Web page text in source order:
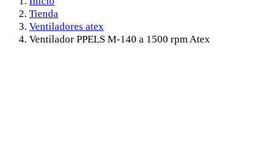
Tienda
Ventiladores atex
Ventilador PPELS M-140 a 1500 rpm Atex